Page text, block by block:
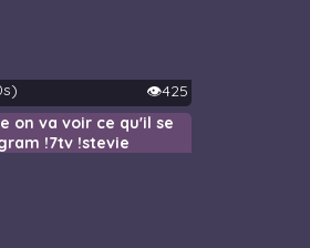
👁️425
on va voir ce qu'il se
!7tv !stevie